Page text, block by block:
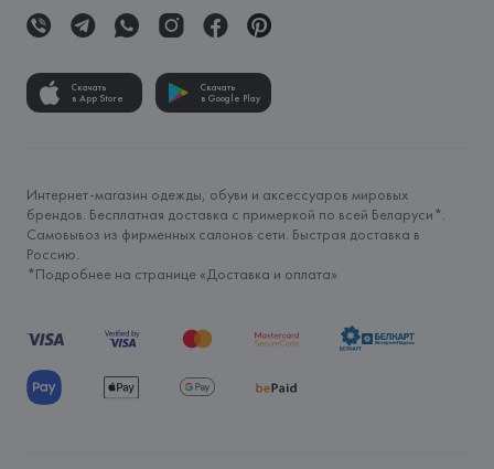
Скачать
в App Store
Скачать
в Google Play
Интернет-магазин одежды, обуви и аксессуаров мировых
брендов. Бесплатная доставка с примеркой по всей Беларуси*.
Самовывоз из фирменных салонов сети. Быстрая доставка в
Россию.
*Подробнее на странице «Доставка и оплата»